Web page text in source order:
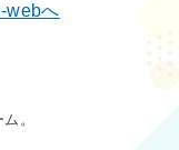
webへ
。